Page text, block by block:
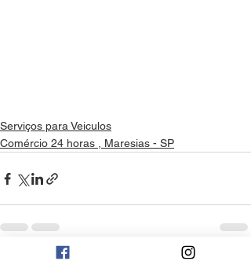
Serviços para Veiculos
Comércio 24 horas , Maresias - SP